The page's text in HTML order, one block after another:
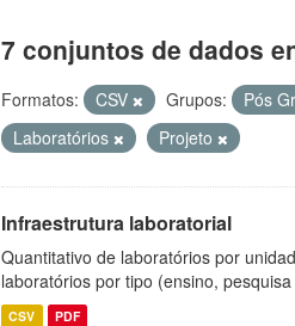
7 conjuntos de dados
Formatos: CSV Grupos: Pós
Laboratórios
Projeto
Infraestrutura laboratorial
Quantitativo de laboratórios por
laboratórios por tipo (ensino,
CSV PDF